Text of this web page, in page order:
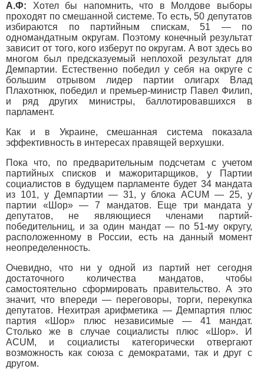
А.Ф: Хотел бы напомнить, что в Молдове выборы
проходят по смешанной системе. То есть, 50 депутатов
избираются по партийным спискам, 51 — по
одномандатным округам. Поэтому конечный результат
зависит от того, кого изберут по округам. А вот здесь во
многом был предсказуемый неплохой результат для
Демпартии. Естественно победил у себя на округе с
большим отрывом лидер партии олигарх Влад
Плахотнюк, победил и премьер-министр Павел Филип,
и ряд других министры, баллотировавшихся в
парламент.
Как и в Украине, смешанная система показала
эффективность в интересах правящей верхушки.
Пока что, по предварительным подсчетам с учетом
партийных списков и мажоритарщиков, у Партии
социалистов в будущем парламенте будет 34 мандата
из 101, у Демпартии — 31, у блока ACUM — 25, у
партии «Шор» — 7 мандатов. Еще три мандата у
депутатов, не являющиеся членами партий-
победительниц, и за один мандат — по 51-му округу,
расположенному в России, есть на данный момент
неопределенность.
Очевидно, что ни у одной из партий нет сегодня
достаточного количества мандатов, чтобы
самостоятельно сформировать правительство. А это
значит, что впереди — переговоры, торги, перекупка
депутатов. Нехитрая арифметика — Демпартия плюс
партия «Шор» плюс независимые — 41 мандат.
Столько же в случае социалисты плюс «Шор». И
ACUM, и социалисты категорически отвергают
возможность как союза с демократами, так и друг с
другом.